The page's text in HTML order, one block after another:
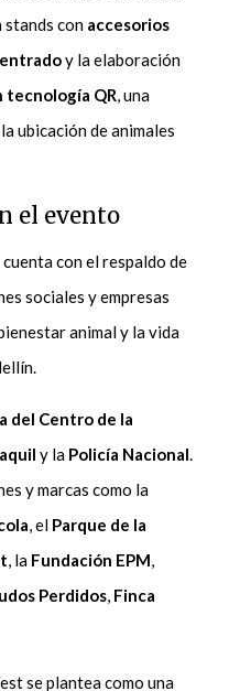
stands con accesorios
y la elaboración
tecnología QR, una
ubicación de animales
el evento
con el respaldo de
sociales y empresas
animal y la vida
del Centro de la
y la Policía Nacional.
y marcas como la
, el Parque de la
, la Fundación EPM,
Perdidos, Finca
se plantea como una